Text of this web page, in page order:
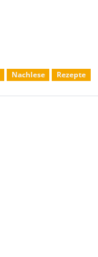
Nachlese Rezepte